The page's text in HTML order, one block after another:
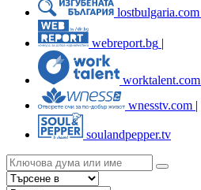
lostbulgaria.com
webreport.bg
worktalent.com
wnesstv.com |
soulandpepper.tv